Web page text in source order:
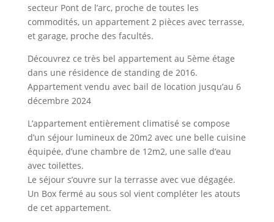
secteur Pont de l’arc, proche de toutes les
commodités, un appartement 2 pièces avec terrasse,
et garage, proche des facultés.
Découvrez ce très bel appartement au 5ème étage
dans une résidence de standing de 2016.
Appartement vendu avec bail de location jusqu’au 6
décembre 2024
L’appartement entièrement climatisé se compose
d’un séjour lumineux de 20m2 avec une belle cuisine
équipée, d’une chambre de 12m2, une salle d’eau
avec toilettes.
Le séjour s’ouvre sur la terrasse avec vue dégagée.
Un Box fermé au sous sol vient compléter les atouts
de cet appartement.